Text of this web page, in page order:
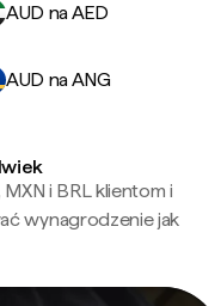
AUD na AED
AUD na ANG
i BRL klientom i
wynagrodzenie jak